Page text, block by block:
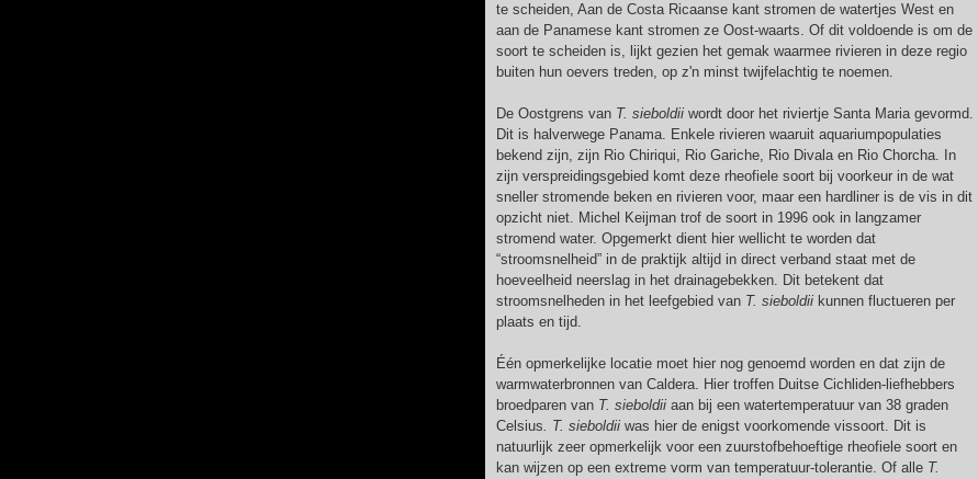
te scheiden, Aan de Costa Ricaanse kant stromen de watertjes West en
aan de Panamese kant stromen ze Oost-waarts. Of dit voldoende is om de
soort te scheiden is, lijkt gezien het gemak waarmee rivieren in deze regio
buiten hun oevers treden, op z'n minst twijfelachtig te noemen.
De Oostgrens van T. sieboldii wordt door het riviertje Santa Maria gevormd.
Dit is halverwege Panama. Enkele rivieren waaruit aquariumpopulaties
bekend zijn, zijn Rio Chiriqui, Rio Gariche, Rio Divala en Rio Chorcha. In
zijn verspreidingsgebied komt deze rheofiele soort bij voorkeur in de wat
sneller stromende beken en rivieren voor, maar een hardliner is de vis in dit
opzicht niet. Michel Keijman trof de soort in 1996 ook in langzamer
stromend water. Opgemerkt dient hier wellicht te worden dat
“stroomsnelheid” in de praktijk altijd in direct verband staat met de
hoeveelheid neerslag in het drainagebekken. Dit betekent dat
stroomsnelheden in het leefgebied van T. sieboldii kunnen fluctueren per
plaats en tijd.
Één opmerkelijke locatie moet hier nog genoemd worden en dat zijn de
warmwaterbronnen van Caldera. Hier troffen Duitse Cichliden-liefhebbers
broedparen van T. sieboldii aan bij een watertemperatuur van 38 graden
Celsius. T. sieboldii was hier de enigst voorkomende vissoort. Dit is
natuurlijk zeer opmerkelijk voor een zuurstofbehoeftige rheofiele soort en
kan wijzen op een extreme vorm van temperatuur-tolerantie. Of alle T.